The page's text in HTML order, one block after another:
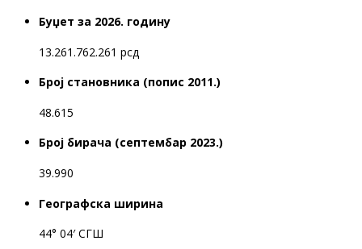
Буџет за 2026. годину
13.261.762.261 рсд
Број становника (попис 2011.)
48.615
Број бирача (септембар 2023.)
39.990
Географска ширина
44° 04′ СГШ